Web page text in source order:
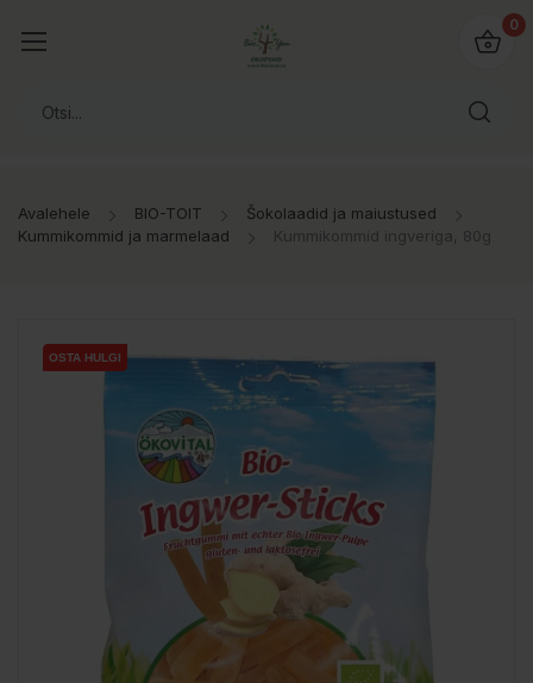
0
Avalehele BIO-TOIT
Šokolaadid ja maiustused
Kummikommid ja marmelaad
Kummikommid ingveriga, 80g
OSTA HULGI
OSTA HULGI
OSTA HULGI